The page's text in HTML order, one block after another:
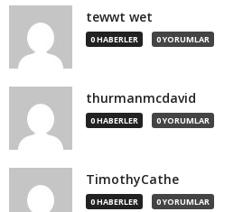
tewwt wet
0 HABERLER 0 YORUMLAR
thurmanmcdavid
0 HABERLER 0 YORUMLAR
TimothyCathe
0 HABERLER 0 YORUMLAR